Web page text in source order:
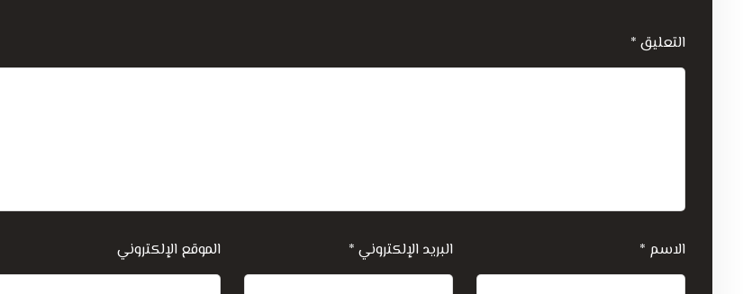
التعليق *
الاسم * البريد الإلكتروني * الموقع الإلكتروني